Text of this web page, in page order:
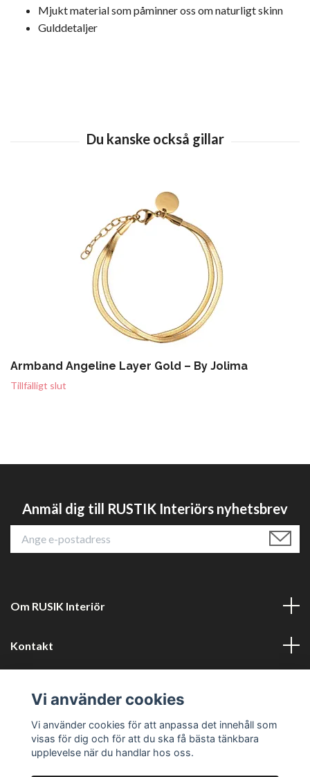
Mjukt material som påminner oss om naturligt skinn
Gulddetaljer
Armband Angeline Layer Gold – By Jolima
Tillfälligt slut
Anmäl dig till RUSTIK Interiörs nyhetsbrev
Om RUSIK Interiör
Kontakt
Sociala medier
Vi använder cookies
Vi använder cookies för att anpassa det innehåll som
visas för dig och för att du ska få bästa tänkbara
upplevelse när du handlar hos oss.